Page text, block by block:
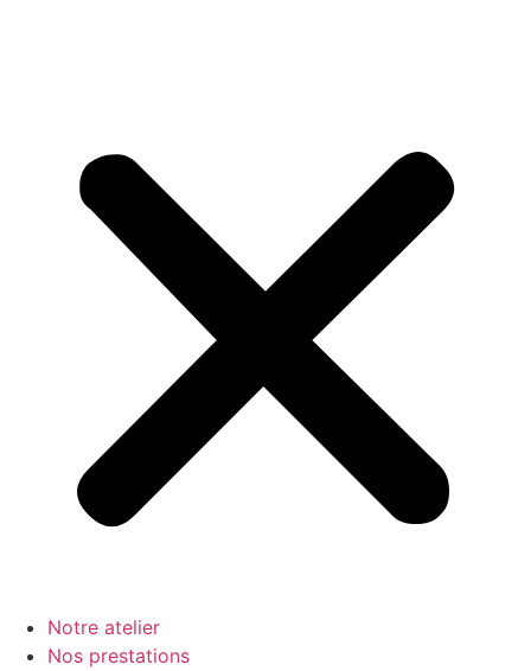
Notre atelier
Nos prestations